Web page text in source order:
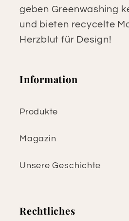
geben Greenwashing
und bieten recycelte
Herzblut für Design!
Information
Produkte
Magazin
Unsere Geschichte
Rechtliches